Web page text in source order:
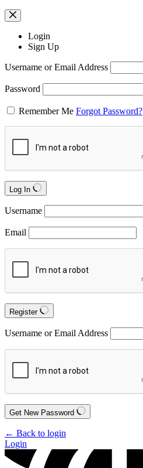
Login
Sign Up
Username or Email Address
Password
Remember Me Forgot Password?
Log In
Username
Email
Register
Username or Email Address
Get New Password
← Back to login
Login